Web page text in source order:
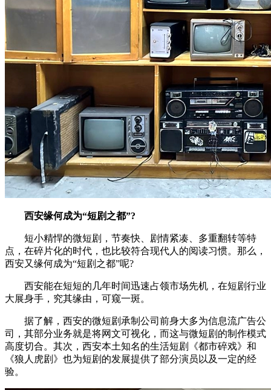
西安缘何成为“短剧之都”?
短小精悍的微短剧，节奏快、剧情紧凑、多重翻转等特
点，在碎片化的时代，也比较符合现代人的阅读习惯。那么，
西安又缘何成为“短剧之都”呢?
西安能在短短的几年时间迅速占领市场先机，在短剧行业
大展身手，究其缘由，可窥一斑。
据了解，西安的微短剧承制公司前身大多为信息流广告公
司，其部分业务就是将网文可视化，而这与微短剧的制作模式
高度切合。其次，西安本土知名的生活短剧《都市碎戏》和
《狼人虎剧》也为短剧的发展提供了部分演员以及一定的经
验。